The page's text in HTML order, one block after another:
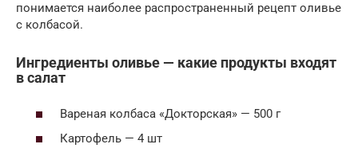
понимается наиболее распространенный рецепт оливье
с колбасой.
Ингредиенты оливье — какие продукты входят
в салат
Вареная колбаса «Докторская» — 500 г
Картофель — 4 шт